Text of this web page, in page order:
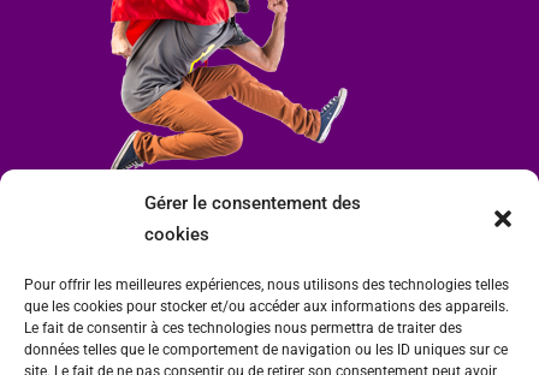
Gérer le consentement des
cookies
Pour offrir les meilleures expériences, nous utilisons des technologies telles
que les cookies pour stocker et/ou accéder aux informations des appareils.
Le fait de consentir à ces technologies nous permettra de traiter des
données telles que le comportement de navigation ou les ID uniques sur ce
site. Le fait de ne pas consentir ou de retirer son consentement peut avoir